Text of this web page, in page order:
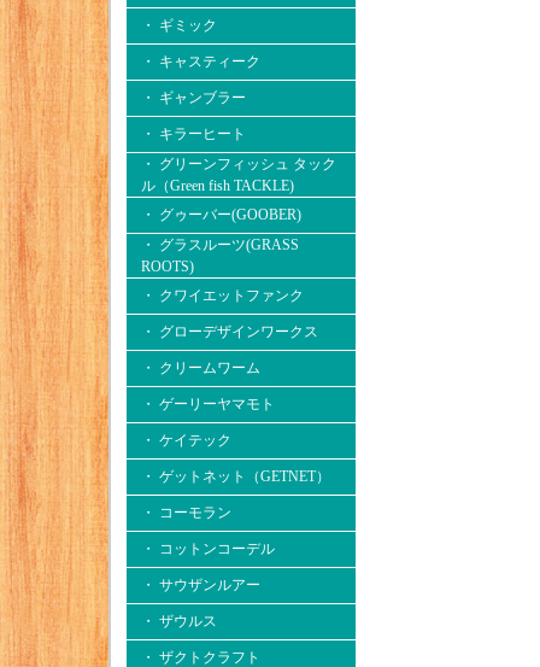
・ ギミック
・ キャスティーク
・ ギャンブラー
・ キラーヒート
・ グリーンフィッシュ タック
ル（Green fish TACKLE)
・ グゥーバー(GOOBER)
・ グラスルーツ(GRASS
ROOTS)
・ クワイエットファンク
・ グローデザインワークス
・ クリームワーム
・ ゲーリーヤマモト
・ ケイテック
・ ゲットネット（GETNET）
・ コーモラン
・ コットンコーデル
・ サウザンルアー
・ ザウルス
・ ザクトクラフト